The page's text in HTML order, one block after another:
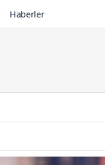
Haberler